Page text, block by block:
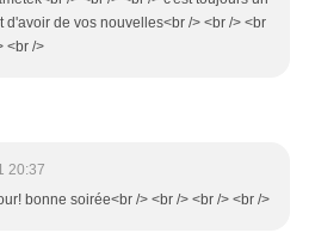
d'avoir de vos nouvelles<br /> <br /> <br
<br />
20:37
bonne soirée<br /> <br /> <br /> <br />